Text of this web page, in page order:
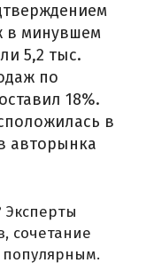
в минувшем
5,2 тыс.
по
18%.
в
авторынка
Эксперты
сочетание
популярным.